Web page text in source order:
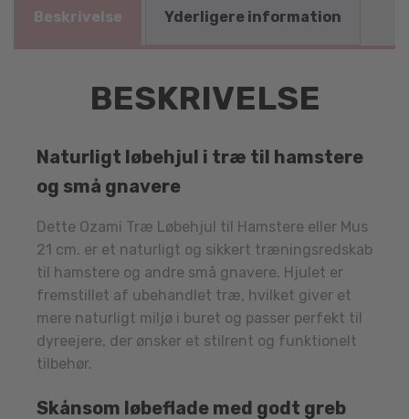
Beskrivelse Yderligere information
BESKRIVELSE
Naturligt løbehjul i træ til hamstere
og små gnavere
Dette Ozami Træ Løbehjul til Hamstere eller Mus
21 cm. er et naturligt og sikkert træningsredskab
til hamstere og andre små gnavere. Hjulet er
fremstillet af ubehandlet træ, hvilket giver et
mere naturligt miljø i buret og passer perfekt til
dyreejere, der ønsker et stilrent og funktionelt
tilbehør.
Skånsom løbeflade med godt greb